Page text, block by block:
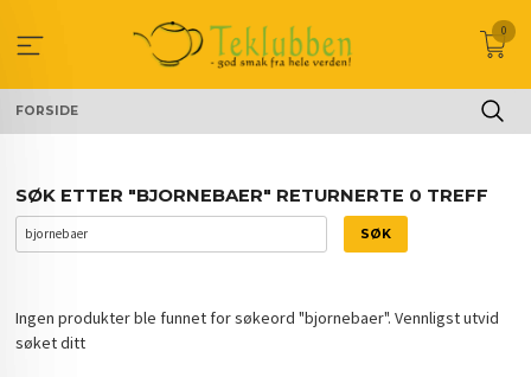
innholdet
0
FORSIDE
SØK ETTER "BJORNEBAER" RETURNERTE 0 TREFF
Ingen produkter ble funnet for søkeord "bjornebaer". Vennligst utvid
søket ditt